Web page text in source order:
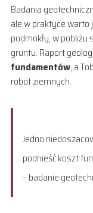
Badania
ale w praktyce warto
podmokły, w
gruntu. Raport
fundamentów, a
robót ziemnych.
Jedno
podnieść koszt
– badanie